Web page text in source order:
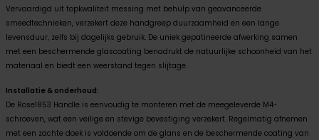
Vervaardigd uit topkwaliteit messing met behulp van geavanceerde
smeedtechnieken, verzekert deze handgreep duurzaamheid en een lange
levensduur, zelfs bij dagelijks gebruik. De uniek gepatineerde afwerking samen
met een beschermende glascoating benadrukt de natuurlijke schoonheid van het
materiaal en biedt een weerstand tegen slijtage.
Installatie & onderhoud:
De Rose1853 Handle is eenvoudig te monteren met de meegeleverde M4-
schroeven, wat een veilige en stevige bevestiging verzekert. Regelmatig afnemen
met een zachte doek is voldoende om de glans en de beschermende coating van